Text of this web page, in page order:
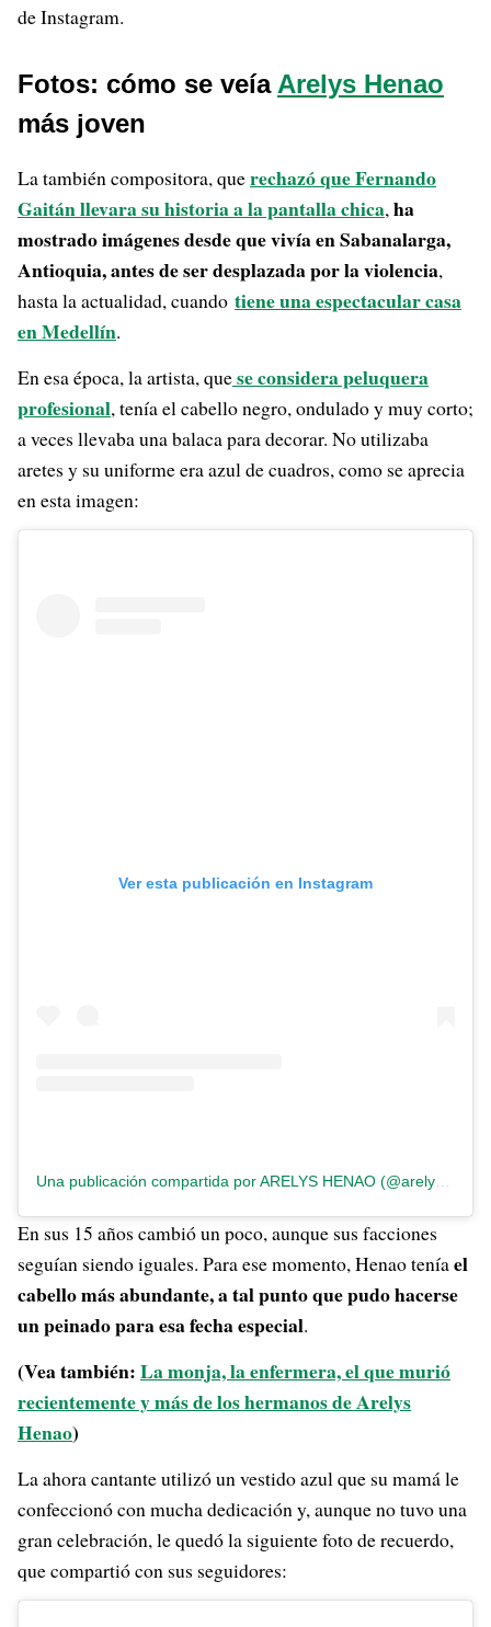
de Instagram.
Fotos: cómo se veía Arelys Henao
más joven
La también compositora, querechazó que Fernando
Gaitán llevara su historia a la pantalla chica,ha
mostrado imágenes desde que vivía en Sabanalarga,
Antioquia, antes de ser desplazada por la violencia,
hasta la actualidad, cuando tiene una espectacular casa
en Medellín.
En esa época, la artista, quese considera peluquera
profesional, tenía el cabello negro, ondulado y muy corto;
a veces llevaba una balaca para decorar. No utilizaba
aretes y su uniforme era azul de cuadros, como se aprecia
en esta imagen:
Ver esta publicación en Instagram
En sus 15 años cambió un poco, aunque sus facciones
seguían siendo iguales. Para ese momento, Henao teníael
cabello más abundante, a tal punto que pudo hacerse
un peinado para esa fecha especial.
(Vea también:La monja, la enfermera, el que murió
recientemente y más de los hermanos de Arelys
Henao)
La ahora cantante utilizó un vestido azul que su mamá le
confeccionó con mucha dedicación y, aunque no tuvo una
gran celebración, le quedó la siguiente foto de recuerdo,
que compartió con sus seguidores: